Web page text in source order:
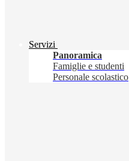
Servizi
Panoramica
Famiglie e studenti
Personale scolastico